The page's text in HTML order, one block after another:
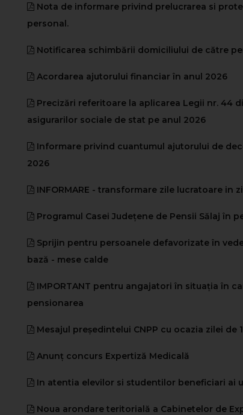
Nota de informare privind prelucrarea si
personal.
Notificarea schimbării domiciliului de către
Acordarea ajutorului financiar în anul 2026
Precizări referitoare la aplicarea Legii nr. 44
asigurarilor sociale de stat pe anul 2026
Informare privind cuantumul ajutorului de
2026
INFORMARE - transformare zile lucratoare in
Programul Casei Județene de Pensii Sălaj în
Sprijin pentru persoanele defavorizate în
bază - mese calde
IMPORTANT pentru angajatori în situația în
pensionarea
Mesajul președintelui CNPP cu ocazia zilei de
Anunț concurs Expertiză Medicală
In atentia elevilor si studentilor beneficiari ai
Noua arondare teritorială a Cabinetelor de